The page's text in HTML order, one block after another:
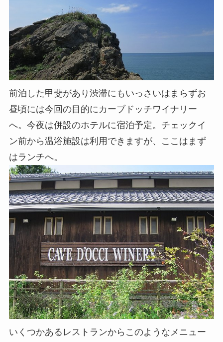
前泊した甲斐があり渋滞にもいっさいはまらずお
昼頃には今回の目的にカーブドッチワイナリー
へ。今夜は併設のホテルに宿泊予定。チェックイ
ン前から温浴施設は利用できますが、ここはまず
はランチへ。
いくつかあるレストランからこのようなメニュー